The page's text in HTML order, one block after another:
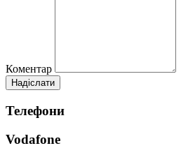
Коментар
Телефони
Vodafone